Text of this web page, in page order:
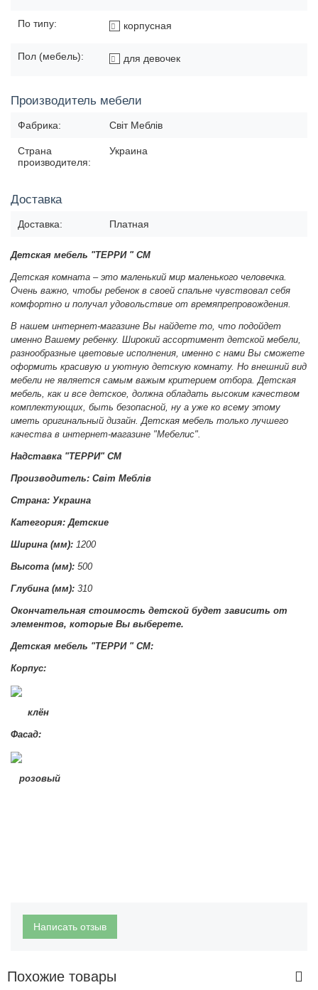
По типу: корпусная
Пол (мебель): для девочек
Производитель мебели
Фабрика: Світ Меблів
Страна
производителя:
Украина
Доставка
Доставка: Платная
Детская мебель "ТЕРРИ " СМ
Детская комната – это маленький мир маленького человечка.
Очень важно, чтобы ребенок в своей спальне чувствовал себя
комфортно и получал удовольствие от времяпрепровождения.
В нашем интернет-магазине Вы найдете то, что подойдет
именно Вашему ребенку. Широкий ассортимент детской мебели,
разнообразные цветовые исполнения, именно с нами Вы сможете
оформить красивую и уютную детскую комнату. Но внешний вид
мебели не является самым важым критерием отбора. Детская
мебель, как и все детское, должна обладать высоким качеством
комплектующих, быть безопасной, ну а уже ко всему этому
иметь оригинальный дизайн. Детская мебель только лучшего
качества в интернет-магазине "Мебелис".
Надставка "ТЕРРИ" СМ
Производитель: Світ Меблів
Страна: Украина
Категория: Детские
Ширина (мм): 1200
Высота (мм): 500
Глубина (мм): 310
Окончательная стоимость детской будет зависить от
элементов, которые Вы выберете.
Детская мебель "ТЕРРИ " СМ:
Корпус:
клён
Фасад:
розовый
Написать отзыв
Похожие товары